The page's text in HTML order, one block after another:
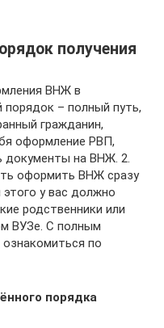
получения
ВНЖ в
– полный путь,
гражданин,
оформление РВП,
документы на ВНЖ. 2.
оформить ВНЖ сразу
у вас должно
родственники или
ВУЗе. С полным
по
порядка